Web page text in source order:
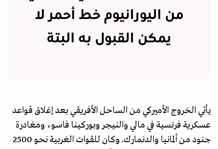
من اليورانيوم خط أحمر لا
يمكن القبول به البتة
يأتي الخروج الأميركي من الساحل الأفريقي بعد إغلاق قواعد
عسكرية فرنسية في مالي والنيجر وبوركينا فاسو، ومغادرة
جنود من ألمانيا والدنمارك. وكان للقوات الغربية نحو 2500